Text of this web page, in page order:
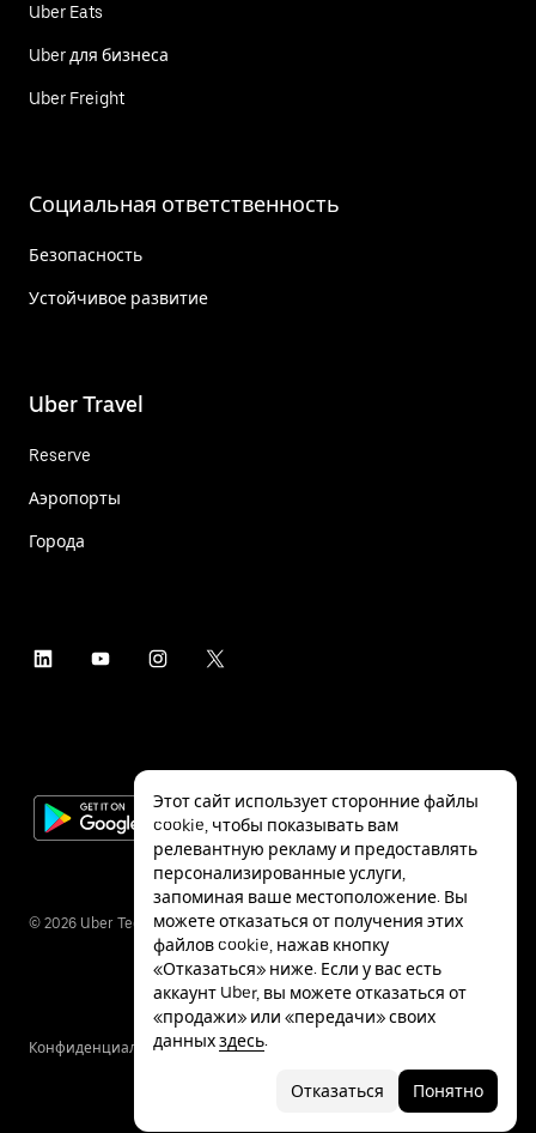
Uber Eats
Uber для бизнеса
Uber Freight
Социальная ответственность
Безопасность
Устойчивое развитие
Uber Travel
Reserve
Аэропорты
Города
© 2026 Uber Technologies Inc.
КонфиденциальностьСпециальные
Этот сайт использует сторонние файлы
cookie, чтобы показывать вам
релевантную рекламу и предоставлять
персонализированные услуги,
запоминая ваше местоположение. Вы
можете отказаться от получения этих
файлов cookie, нажав кнопку
«Отказаться» ниже. Если у вас есть
аккаунт Uber, вы можете отказаться от
«продажи» или «передачи» своих
данныхздесь.
Отказаться Понятно